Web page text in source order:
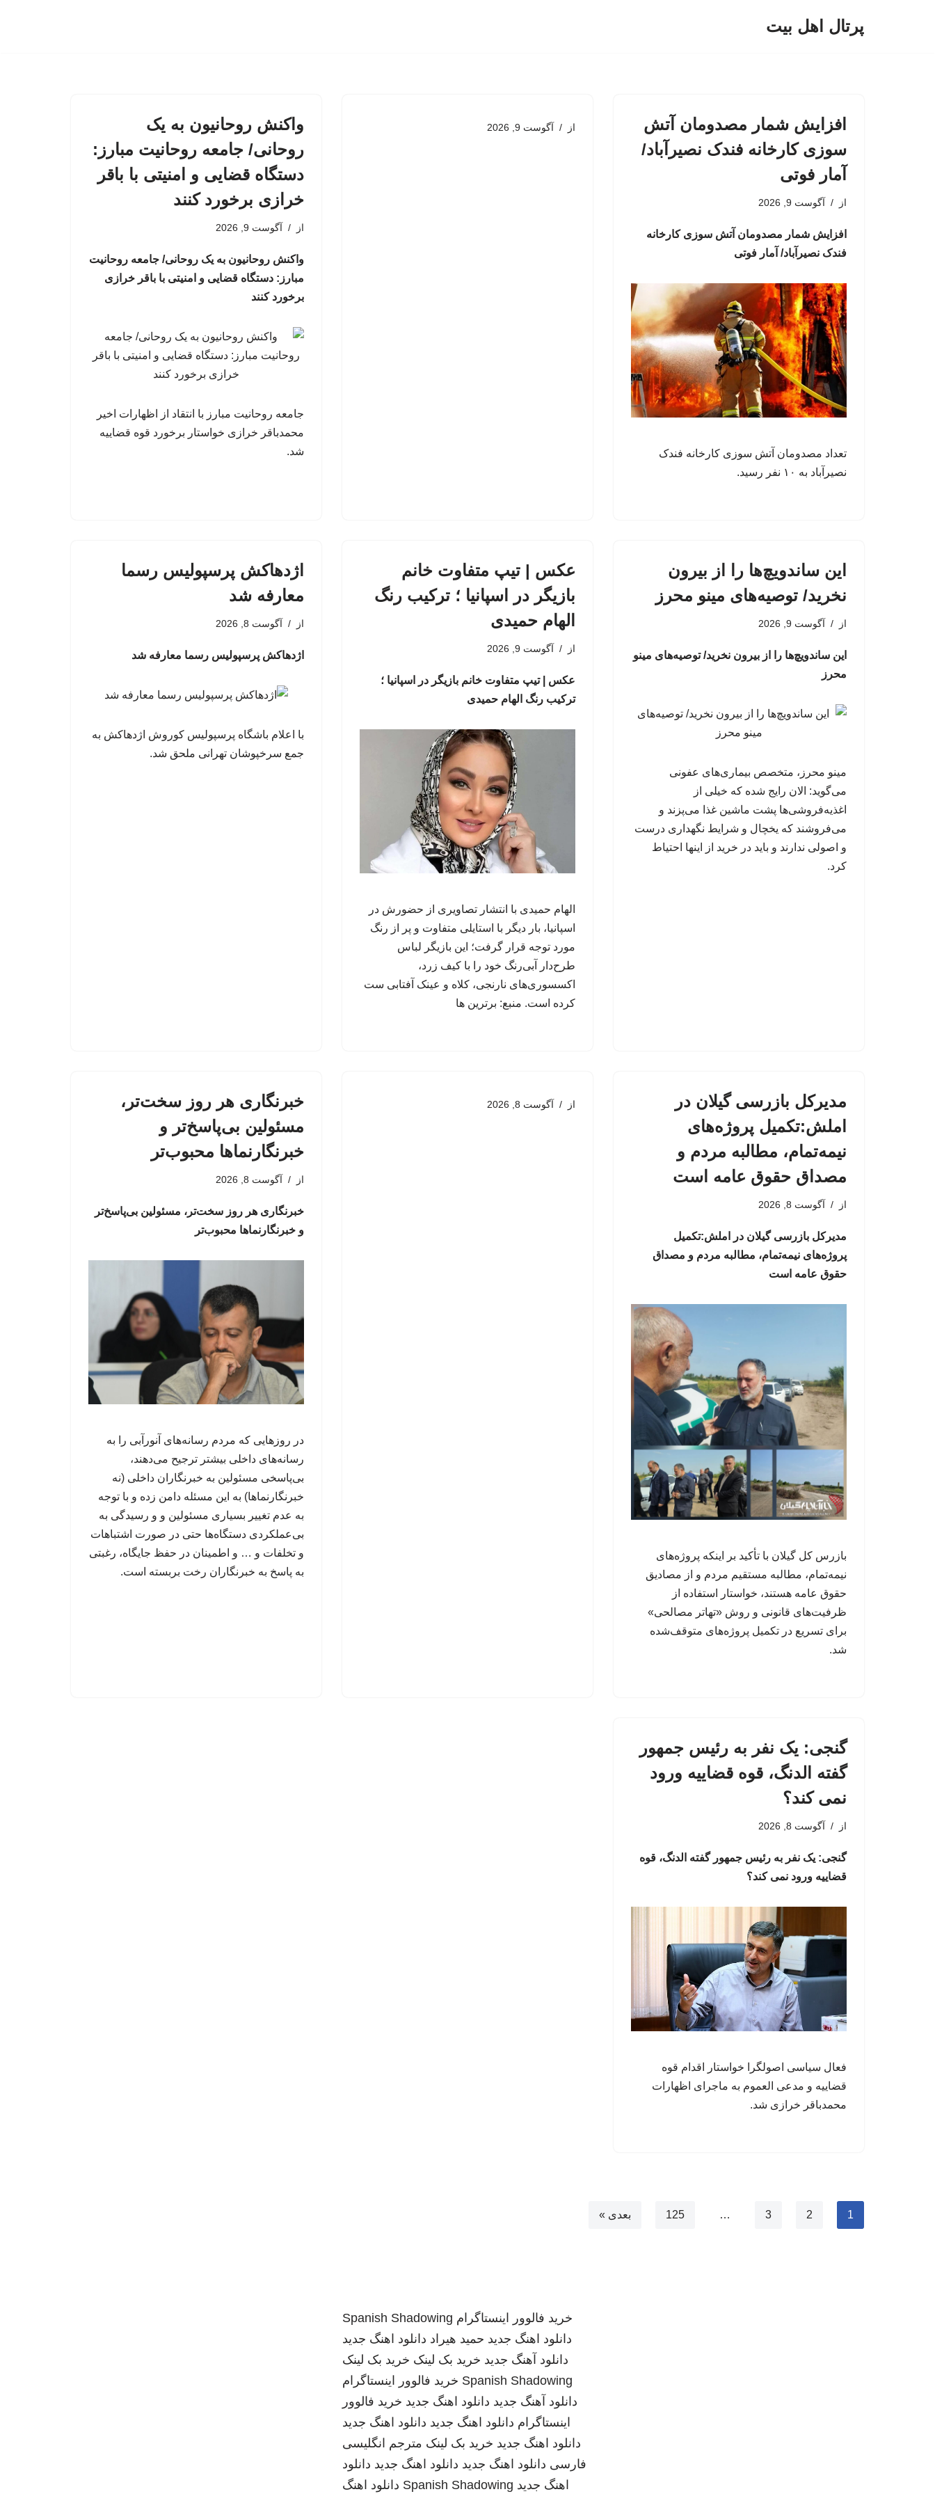
پرتال اهل بیت
افزایش شمار مصدومان آتش
سوزی کارخانه فندک نصیرآباد/
آمار فوتی
از آگوست 9, 2026
افزایش شمار مصدومان آتش سوزی کارخانه
فندک نصیرآباد/ آمار فوتی
تعداد مصدومان آتش سوزی کارخانه فندک
نصیرآباد به ۱۰ نفر رسید.
از آگوست 9, 2026
واکنش روحانیون به یک
روحانی/ جامعه روحانیت مبارز:
دستگاه قضایی و امنیتی با باقر
خرازی برخورد کنند
از آگوست 9, 2026
واکنش روحانیون به یک روحانی/ جامعه روحانیت
مبارز: دستگاه قضایی و امنیتی با باقر خرازی
برخورد کنند
جامعه روحانیت مبارز با انتقاد از اظهارات اخیر
محمدباقر خرازی خواستار برخورد قوه قضاییه
شد.
این ساندویچ‌ها را از بیرون
نخرید/ توصیه‌های مینو محرز
از آگوست 9, 2026
این ساندویچ‌ها را از بیرون نخرید/ توصیه‌های مینو
محرز
مینو محرز، متخصص بیماری‌های عفونی
می‌گوید: الان رایج شده که خیلی از
اغذیه‌فروشی‌ها پشت ماشین غذا می‌پزند و
می‌فروشند که یخچال و شرایط نگهداری درست
و اصولی ندارند و باید در خرید از اینها احتیاط
کرد.
عکس | تیپ متفاوت خانم
بازیگر در اسپانیا ؛ ترکیب رنگ
الهام حمیدی
از آگوست 9, 2026
عکس | تیپ متفاوت خانم بازیگر در اسپانیا ؛
ترکیب رنگ الهام حمیدی
الهام حمیدی با انتشار تصاویری از حضورش در
اسپانیا، بار دیگر با استایلی متفاوت و پر از رنگ
مورد توجه قرار گرفت؛ این بازیگر لباس
طرح‌دار آبی‌رنگ خود را با کیف زرد،
اکسسوری‌های نارنجی، کلاه و عینک آفتابی ست
کرده است. منبع: برترین ها
اژدهاکش پرسپولیس رسما
معارفه شد
از آگوست 8, 2026
اژدهاکش پرسپولیس رسما معارفه شد
با اعلام باشگاه پرسپولیس کوروش اژدهاکش به
جمع سرخپوشان تهرانی ملحق شد.
مدیرکل بازرسی گیلان در
املش:تکمیل پروژه‌های
نیمه‌تمام، مطالبه مردم و
مصداق حقوق عامه است
از آگوست 8, 2026
مدیرکل بازرسی گیلان در املش:تکمیل
پروژه‌های نیمه‌تمام، مطالبه مردم و مصداق
حقوق عامه است
بازرس کل گیلان با تأکید بر اینکه پروژه‌های
نیمه‌تمام، مطالبه مستقیم مردم و از مصادیق
حقوق عامه هستند، خواستار استفاده از
ظرفیت‌های قانونی و روش «تهاتر مصالحی»
برای تسریع در تکمیل پروژه‌های متوقف‌شده
شد.
از آگوست 8, 2026
خبرنگاری هر روز سخت‌تر،
مسئولین بی‌پاسخ‌تر و
خبرنگارنماها محبوب‌تر
از آگوست 8, 2026
خبرنگاری هر روز سخت‌تر، مسئولین بی‌پاسخ‌تر
و خبرنگارنماها محبوب‌تر
در روزهایی که مردم رسانه‌های آنورآبی را به
رسانه‌های داخلی بیشتر ترجیح می‌دهند،
بی‌پاسخی مسئولین به خبرنگاران داخلی (نه
خبرنگارنماها) به این مسئله دامن زده و با توجه
به عدم تغییر بسیاری مسئولین و و رسیدگی به
بی‌عملکردی دستگاه‌ها حتی در صورت اشتباهات
و تخلفات و … و اطمینان در حفظ جایگاه، رغبتی
به پاسخ به خبرنگاران رخت بربسته است.
گنجی: یک نفر به رئیس جمهور
گفته الدنگ، قوه قضاییه ورود
نمی کند؟
از آگوست 8, 2026
گنجی: یک نفر به رئیس جمهور گفته الدنگ، قوه
قضاییه ورود نمی کند؟
فعال سیاسی اصولگرا خواستار اقدام قوه
قضاییه و مدعی العموم به ماجرای اظهارات
محمدباقر خرازی شد.
1
2
3
…
125 بعدی »
خرید فالوور اینستاگرام Spanish Shadowing
دانلود اهنگ جدید حمید هیراد دانلود اهنگ جدید
دانلود آهنگ جدید خرید بک لینک خرید بک لینک
Spanish Shadowing خرید فالوور اینستاگرام
دانلود آهنگ جدید دانلود اهنگ جدید خرید فالوور
اینستاگرام دانلود اهنگ جدید دانلود اهنگ جدید
دانلود اهنگ جدید خرید بک لینک مترجم انگلیسی
فارسی دانلود اهنگ جدید دانلود اهنگ جدید دانلود
اهنگ جدید Spanish Shadowing دانلود اهنگ